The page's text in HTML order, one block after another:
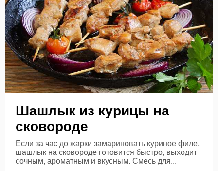
Шашлык из курицы на
сковороде
Если за час до жарки замариновать куриное филе,
шашлык на сковороде готовится быстро, выходит
сочным, ароматным и вкусным. Смесь для...